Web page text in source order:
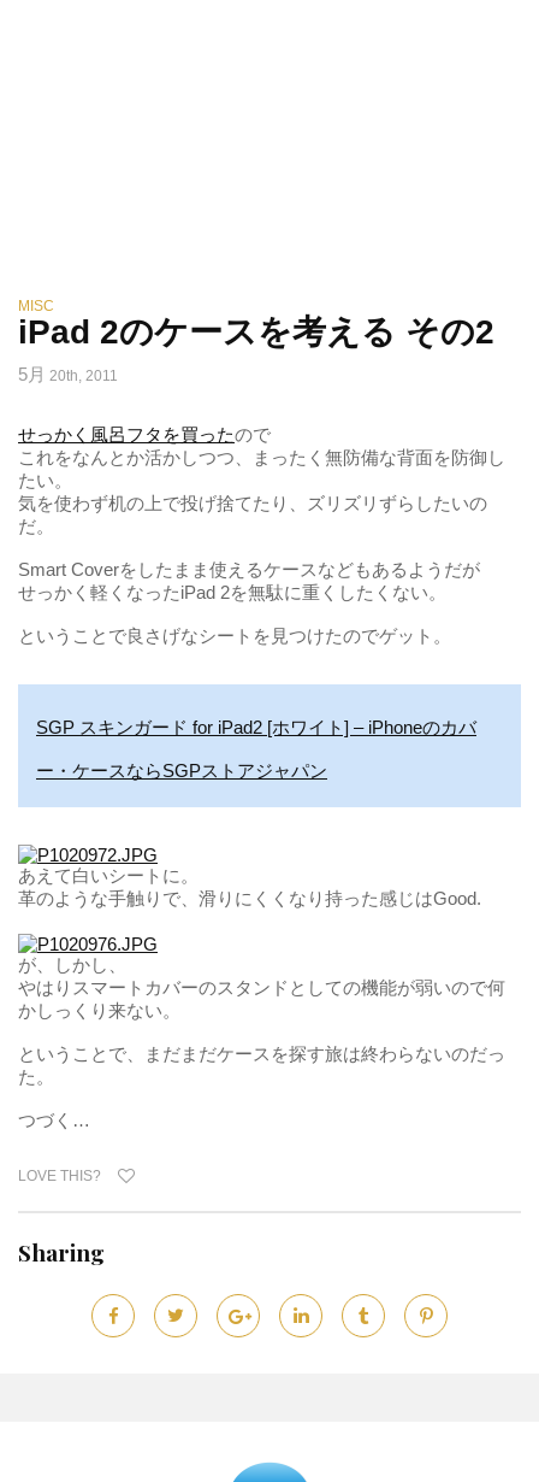
MISC
iPad 2のケースを考える その2
5月 20th, 2011
せっかく風呂フタを買ったので
これをなんとか活かしつつ、まったく無防備な背面を防御し
たい。
気を使わず机の上で投げ捨てたり、ズリズリずらしたいの
だ。
Smart Coverをしたまま使えるケースなどもあるようだが
せっかく軽くなったiPad 2を無駄に重くしたくない。
ということで良さげなシートを見つけたのでゲット。
SGP スキンガード for iPad2 [ホワイト] – iPhoneのカバ
ー・ケースならSGPストアジャパン
あえて白いシートに。
革のような手触りで、滑りにくくなり持った感じはGood.
が、しかし、
やはりスマートカバーのスタンドとしての機能が弱いので何
かしっくり来ない。
ということで、まだまだケースを探す旅は終わらないのだっ
た。
つづく…
LOVE THIS?
Sharing